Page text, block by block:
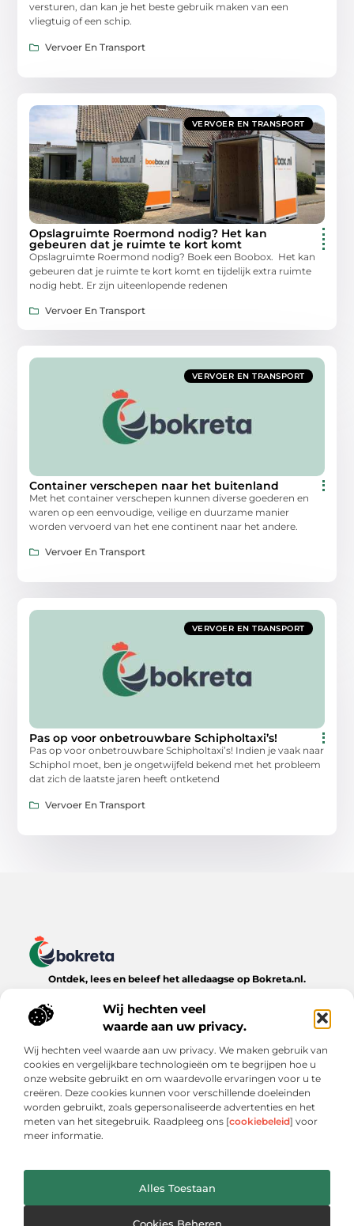
Wij hechten veel
waarde aan uw privacy.
Wij hechten veel waarde aan uw privacy. We maken gebruik van
cookies en vergelijkbare technologieën om te begrijpen hoe u
onze website gebruikt en om waardevolle ervaringen voor u te
creëren. Deze cookies kunnen voor verschillende doeleinden
worden gebruikt, zoals gepersonaliseerde advertenties en het
meten van het sitegebruik. Raadpleeg ons [cookiebeleid] voor
meer informatie.
Alles Toestaan
Cookies Beheren
versturen, dan kan je het beste gebruik maken van een
vliegtuig of een schip.
Vervoer En Transport
VERVOER EN TRANSPORT
Opslagruimte Roermond nodig? Het kan
gebeuren dat je ruimte te kort komt
Opslagruimte Roermond nodig? Boek een Boobox. Het kan
gebeuren dat je ruimte te kort komt en tijdelijk extra ruimte
nodig hebt. Er zijn uiteenlopende redenen
Vervoer En Transport
VERVOER EN TRANSPORT
Container verschepen naar het buitenland
Met het container verschepen kunnen diverse goederen en
waren op een eenvoudige, veilige en duurzame manier
worden vervoerd van het ene continent naar het andere.
Vervoer En Transport
VERVOER EN TRANSPORT
Pas op voor onbetrouwbare Schipholtaxi’s!
Pas op voor onbetrouwbare Schipholtaxi’s! Indien je vaak naar
Schiphol moet, ben je ongetwijfeld bekend met het probleem
dat zich de laatste jaren heeft ontketend
Vervoer En Transport
Ontdek, lees en beleef het alledaagse op Bokreta.nl.
boeiende verhalen over het dagelijks leven.
Onze informatie
@2025 www.bokreta.nl. All Right Reserved.